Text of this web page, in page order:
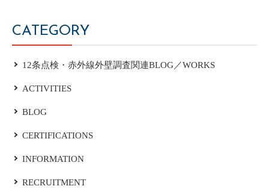
CATEGORY
12条点検・赤外線外壁調査関連BLOG／WORKS
ACTIVITIES
BLOG
CERTIFICATIONS
INFORMATION
RECRUITMENT